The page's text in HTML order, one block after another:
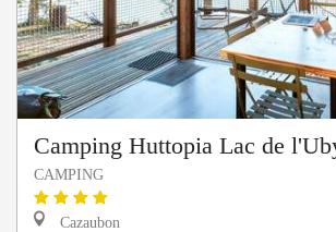
Camping Huttopia Lac de
CAMPING
Cazaubon